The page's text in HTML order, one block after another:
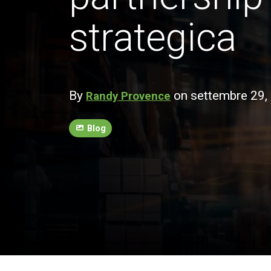
strategica
By Randy Provence on settembre
Blog